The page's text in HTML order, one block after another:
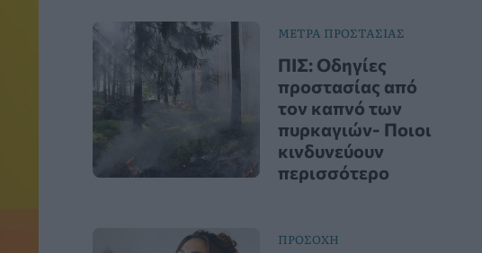
ΜΕΤΡΑ ΠΡΟΣΤΑΣΙΑΣ
ΠΙΣ: Οδηγίες
προστασίας από
τον καπνό των
πυρκαγιών- Ποιοι
κινδυνεύουν
περισσότερο
ΠΡΟΣΟΧΗ